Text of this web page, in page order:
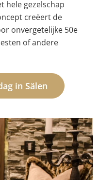
hele gezelschap
creëert de
onvergetelijke 50e
of andere
in Sälen